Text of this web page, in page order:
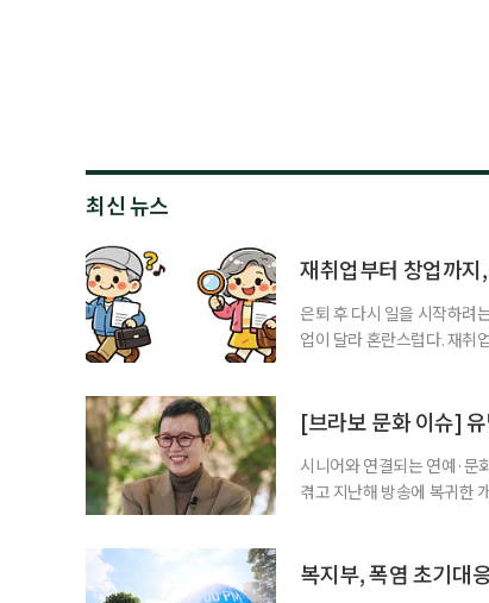
최신 뉴스
재취업부터 창업까
은퇴 후 다시 일을 시작하려
업이 달라 혼란스럽다. 재취
준비부터 구직 수당까지 고
업 지원 계획을 세
[브라보 문화 이슈]
시니어와 연결되는 연예·문
겪고 지난해 방송에 복귀한
까. 오랜 방송 생활 뒤 전해
복지부, 폭염 초기대